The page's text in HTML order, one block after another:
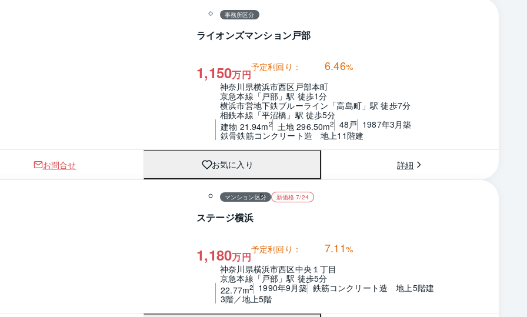
事務所区分
ライオンズマンション戸部
1,150万円
予定利回り： 6.46%
神奈川県横浜市西区戸部本町
京急本線「戸部」駅 徒歩1分
横浜市営地下鉄ブルーライン「高島町」駅 徒歩7分
相鉄本線「平沼橋」駅 徒歩5分
建物 21.94m2 土地 296.50m2 48戸 1987年3月築
鉄骨鉄筋コンクリート造　地上11階建
お問合せ お気に入り 詳細
マンション区分 新価格 7/24
ステージ横浜
1,180万円
予定利回り： 7.11%
神奈川県横浜市西区中央１丁目
京急本線「戸部」駅 徒歩5分
22.77m2 1990年9月築 鉄筋コンクリート造　地上5階建
3階／地上5階